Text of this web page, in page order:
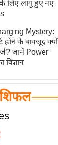
लिए लागू हुए नए
Mystery:
होने के बावजूद क्यों
जानें Power